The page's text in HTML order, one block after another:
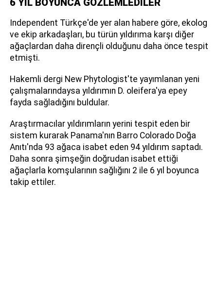
Independent Türkçe'de yer alan habere göre, ekolog
ve ekip arkadaşları, bu türün yıldırıma karşı diğer
ağaçlardan daha dirençli olduğunu daha önce tespit
etmişti.
Hakemli dergi New Phytologist'te yayımlanan yeni
çalışmalarındaysa yıldırımın D. oleifera'ya epey
fayda sağladığını buldular.
Araştırmacılar yıldırımların yerini tespit eden bir
sistem kurarak Panama'nın Barro Colorado Doğa
Anıtı'nda 93 ağaca isabet eden 94 yıldırım saptadı.
Daha sonra şimşeğin doğrudan isabet ettiği
ağaçlarla komşularının sağlığını 2 ile 6 yıl boyunca
takip ettiler.